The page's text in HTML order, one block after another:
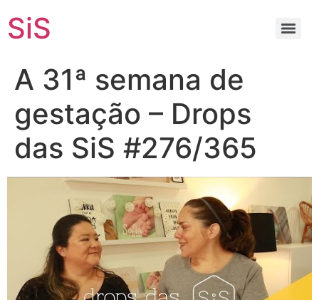
SiS
A 31ª semana de
gestação – Drops
das SiS #276/365